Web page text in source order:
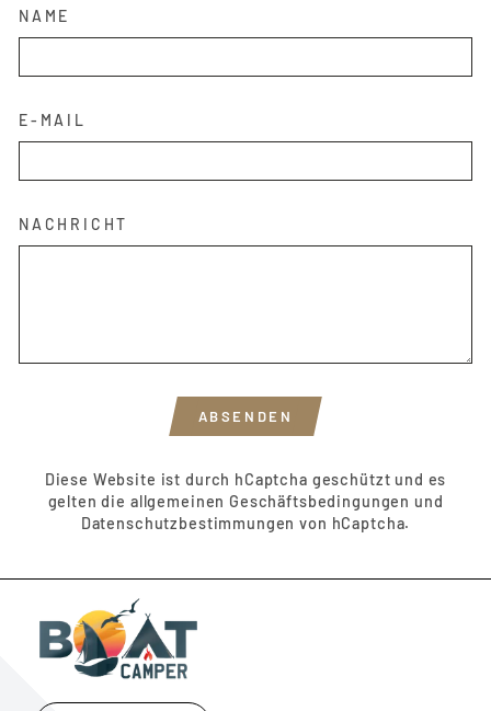
NAME
E-MAIL
NACHRICHT
ABSENDEN
Diese Website ist durch hCaptcha geschützt und es
gelten die allgemeinen Geschäftsbedingungen und
Datenschutzbestimmungen von hCaptcha.